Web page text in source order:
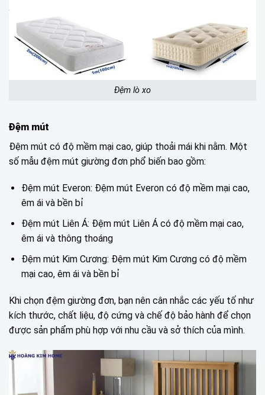
Đệm lò xo
Đệm mút
Đệm mút có độ mềm mại cao, giúp thoải mái khi nằm. Một
số mẫu đệm mút giường đơn phổ biến bao gồm:
Đệm mút Everon: Đệm mút Everon có độ mềm mại cao,
êm ái và bền bỉ
Đệm mút Liên Á: Đệm mút Liên Á có độ mềm mại cao,
êm ái và thông thoáng
Đệm mút Kim Cương: Đệm mút Kim Cương có độ mềm
mại cao, êm ái và bền bỉ
Khi chọn đệm giường đơn, bạn nên cân nhắc các yếu tố như
kích thước, chất liệu, độ cứng và chế độ bảo hành để chọn
được sản phẩm phù hợp với nhu cầu và sở thích của mình.